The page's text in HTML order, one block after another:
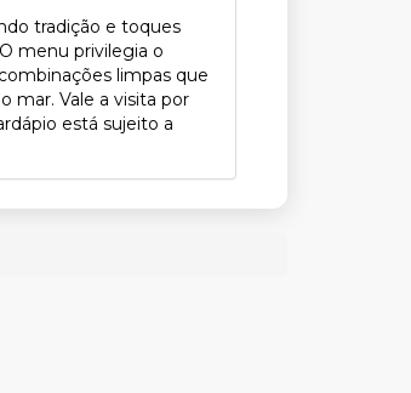
tradição e toques
menu privilegia o
limpas que
mar. Vale a visita por
está sujeito a